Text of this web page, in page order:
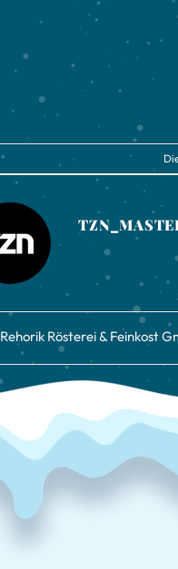
Rehorik Rösterei & Feinkost